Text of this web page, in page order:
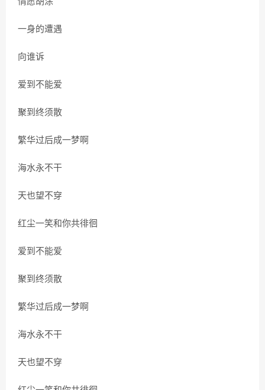
一身的遭遇
向谁诉
爱到不能爱
聚到终须散
繁华过后成一梦啊
海水永不干
天也望不穿
红尘一笑和你共徘徊
爱到不能爱
聚到终须散
繁华过后成一梦啊
海水永不干
天也望不穿